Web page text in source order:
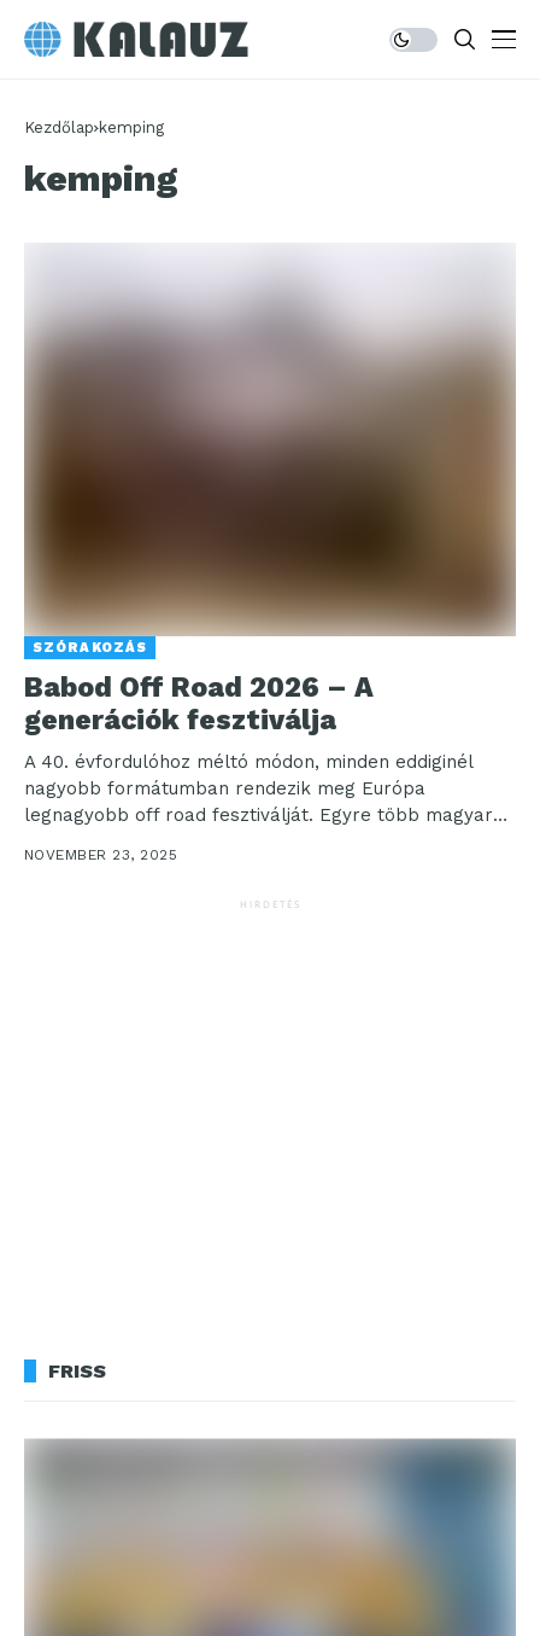
Kezdőlap kemping
kemping
SZÓRAKOZÁS
Babod Off Road 2026 – A
generációk fesztiválja
A 40. évfordulóhoz méltó módon, minden eddiginél
nagyobb formátumban rendezik meg Európa
legnagyobb off road fesztiválját. Egyre több magyar
NOVEMBER 23, 2025
HIRDETÉS
FRISS